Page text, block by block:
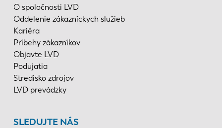
O spoločnosti LVD
Oddelenie zákazníckych služieb
Kariéra
Príbehy zákazníkov
Objavte LVD
Podujatia
Stredisko zdrojov
LVD prevádzky
SLEDUJTE NÁS